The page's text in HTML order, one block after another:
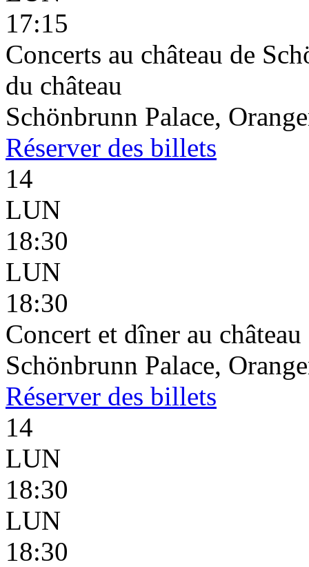
17:15
Concerts au château de
du château
Schönbrunn Palace,
Réserver des billets
14
LUN
18:30
LUN
18:30
Concert et dîner au
Schönbrunn Palace,
Réserver des billets
14
LUN
18:30
LUN
18:30